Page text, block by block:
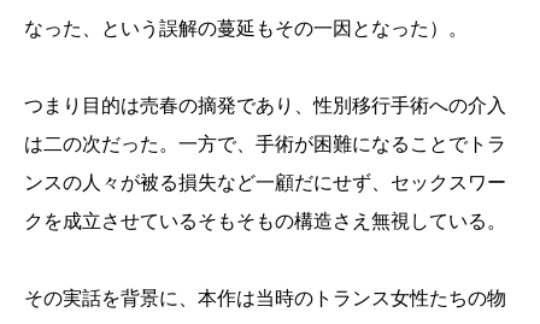
なった、という誤解の蔓延もその一因となった）。
つまり目的は売春の摘発であり、性別移行手術への介入
は二の次だった。一方で、手術が困難になることでトラ
ンスの人々が被る損失など一顧だにせず、セックスワー
クを成立させているそもそもの構造さえ無視している。
その実話を背景に、本作は当時のトランス女性たちの物